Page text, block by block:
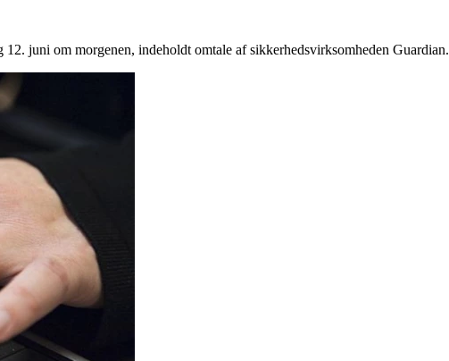
juni om morgenen, indeholdt omtale af sikkerhedsvirksomheden Guardian.